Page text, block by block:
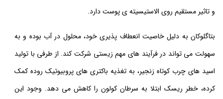
و تاثیر مستقیم روی الاستیسیته ی پوست دارد.
بتاگلوکان به دلیل خاصیت انعطاف پذیری خود، محلول در آب بوده و به
سهولت می تواند در فرآیند های مهم زیستی شرکت کند. از طرفی با تولید
اسید های چرب کوتاه زنجیر، به تغذیه باکتری های پروبیوتیک روده کمک
کرده، خطر ریسک ابتلا به سرطان کولون را کاهش می دهد. وجود این